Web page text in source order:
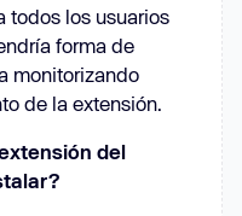
todos los usuarios
forma de
monitorizando
de la extensión.
del